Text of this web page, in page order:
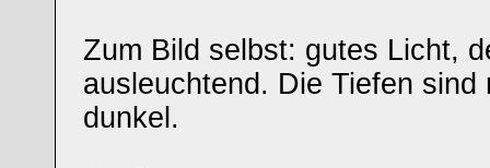
Zum Bild selbst: gutes Licht,
ausleuchtend. Die Tiefen sind
dunkel.